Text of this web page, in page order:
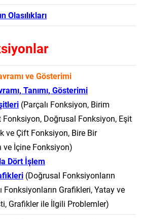
Olasılıkları
ve Gösterimi
Tanımı, Gösterimi
(Parçalı Fonksiyon, Birim
Fonksiyon, Doğrusal Fonksiyon, Eşit
ve Çift Fonksiyon, Bire Bir
ve İçine Fonksiyon)
Dört İşlem
(Doğrusal Fonksiyonların
Fonksiyonların Grafikleri, Yatay ve
Grafikler ile İlgili Problemler)